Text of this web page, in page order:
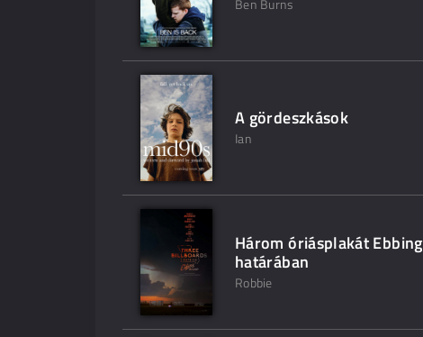
Ben Burns
A gördeszkások
Ian
Három óriásplakát Ebbing
határában
Robbie